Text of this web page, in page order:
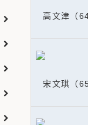
高文津（
宋文琪（